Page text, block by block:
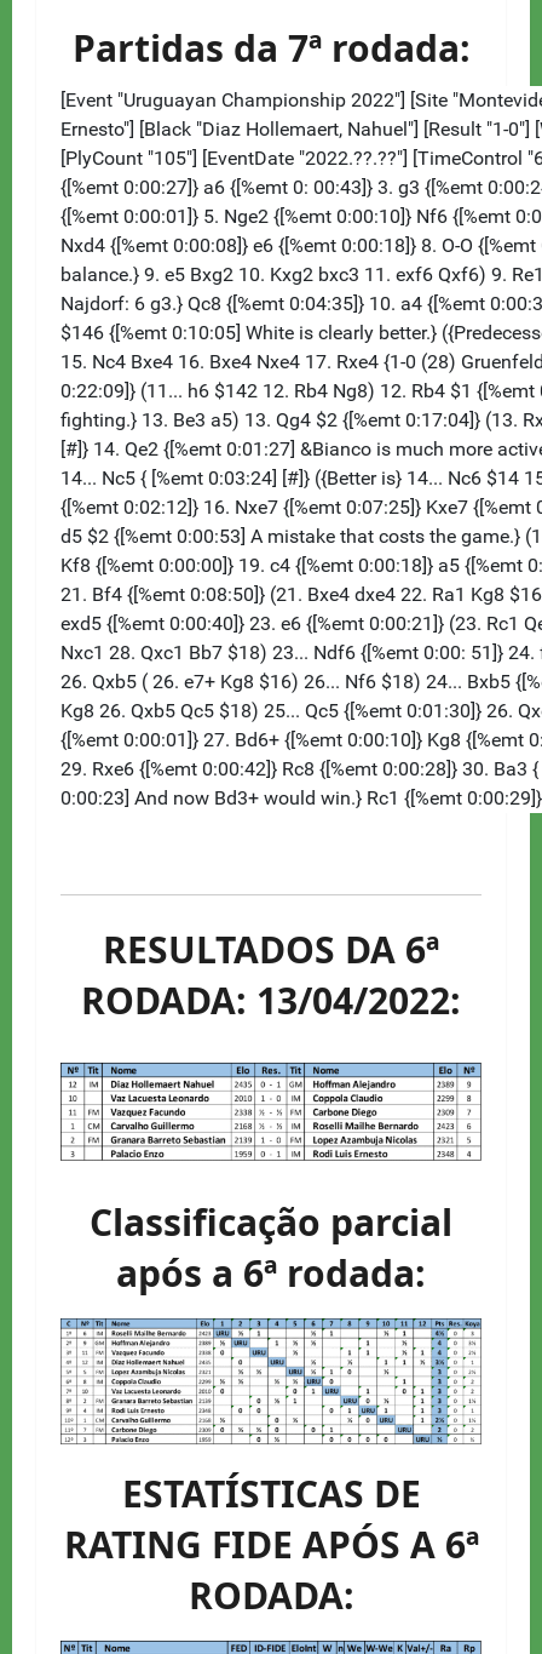
Partidas da 7ª rodada:
RESULTADOS DA 6ª
RODADA: 13/04/2022:
Classificação parcial
após a 6ª rodada:
ESTATÍSTICAS DE
RATING FIDE APÓS A 6ª
RODADA: